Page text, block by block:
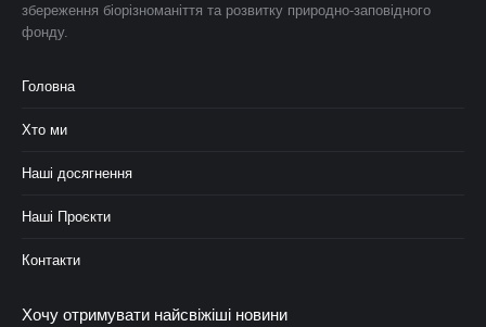
збереження біорізноманіття та розвитку природно-заповідного
фонду.
Головна
Хто ми
Наші досягнення
Наші Проєкти
Контакти
Хочу отримувати найсвіжіші новини